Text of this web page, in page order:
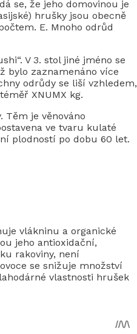
se, že jeho domovinou je
hrušky jsou obecně
E. Mnoho odrůd
V 3. stol jiné jméno se
bylo zaznamenáno více
odrůdy se liší vzhledem,
XNUMX kg.
Těm je věnováno
ve tvaru kulaté
plodností po dobu 60 let.
vlákninu a organické
jeho antioxidační,
rakoviny, není
se snižuje množství
vlastnosti hrušek